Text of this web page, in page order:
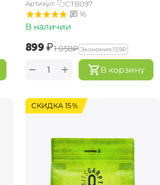
Артикул:
CTB097
16
В наличии
‍899‍₽‍1 058‍₽ Экономия:‍159‍₽
В корзину
+
−
СКИДКА 15%